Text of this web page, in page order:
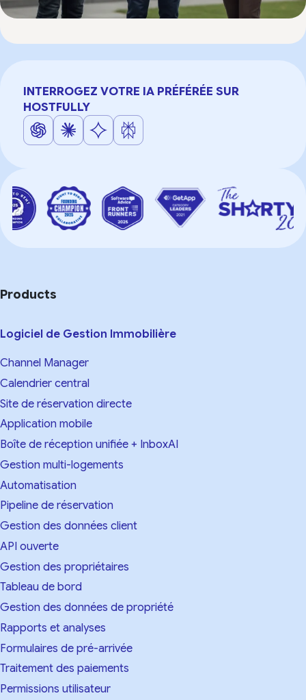
INTERROGEZ VOTRE IA PRÉFÉRÉE SUR
HOSTFULLY
Products
Logiciel de Gestion Immobilière
Channel Manager
Calendrier central
Site de réservation directe
Application mobile
Boîte de réception unifiée + InboxAI
Gestion multi-logements
Automatisation
Pipeline de réservation
Gestion des données client
API ouverte
Gestion des propriétaires
Tableau de bord
Gestion des données de propriété
Rapports et analyses
Formulaires de pré-arrivée
Traitement des paiements
Permissions utilisateur